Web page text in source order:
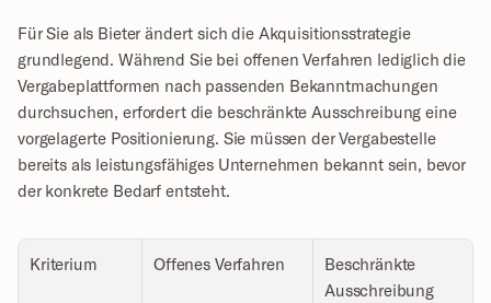
Für Sie als Bieter ändert sich die Akquisitionsstrategie
grundlegend. Während Sie bei offenen Verfahren lediglich die
Vergabeplattformen nach passenden Bekanntmachungen
durchsuchen, erfordert die beschränkte Ausschreibung eine
vorgelagerte Positionierung. Sie müssen der Vergabestelle
bereits als leistungsfähiges Unternehmen bekannt sein, bevor
der konkrete Bedarf entsteht.
Kriterium Offenes Verfahren
Beschränkte
Ausschreibung